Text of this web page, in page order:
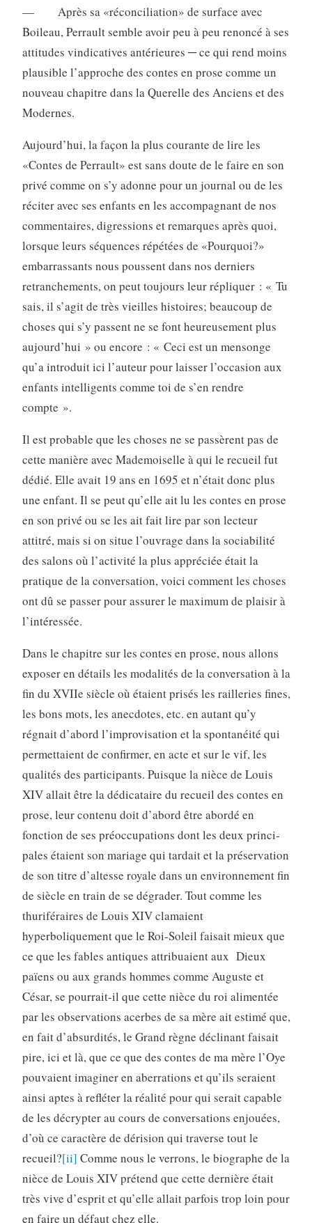
— Après sa «réconciliation» de surface avec
Boileau, Perrault semble avoir peu à peu renoncé à ses
attitudes vindicatives antérieures ─ ce qui rend moins
plausible l’approche des contes en prose comme un
nouveau chapitre dans la Querelle des Anciens et des
Modernes.
Aujourd’hui, la façon la plus courante de lire les
«Contes de Perrault» est sans doute de le faire en son
privé comme on s’y adonne pour un journal ou de les
réciter avec ses enfants en les accompagnant de nos
commentaires, digressions et remarques après quoi,
lorsque leurs séquences répétées de «Pourquoi?»
embarrassants nous poussent dans nos derniers
retranchements, on peut toujours leur répliquer : « Tu
sais, il s’agit de très vieilles histoires; beaucoup de
choses qui s’y passent ne se font heureusement plus
aujour­d’hui » ou encore : « Ceci est un mensonge
qu’a introduit ici l’auteur pour laisser l’occasion aux
enfants intelligents comme toi de s’en rendre
compte ».
Il est probable que les choses ne se passèrent pas de
cette manière avec Mademoiselle à qui le recueil fut
dédié. Elle avait 19 ans en 1695 et n’était donc plus
une enfant. Il se peut qu’elle ait lu les contes en prose
en son privé ou se les ait fait lire par son lecteur
attitré, mais si on situe l’ouvrage dans la sociabilité
des salons où l’activité la plus appréciée était la
pratique de la conversation, voici comment les choses
ont dû se passer pour assurer le maximum de plaisir à
l’intéressée.
Dans le chapitre sur les contes en prose, nous allons
exposer en détails les modalités de la conversation à la
fin du XVIIe siècle où étaient prisés les railleries fines,
les bons mots, les anecdotes, etc. en autant qu’y
régnait d’abord l’improvisation et la spontanéité qui
permettaient de confirmer, en acte et sur le vif, les
qualités des participants. Puisque la nièce de Louis
XIV allait être la dédicataire du recueil des contes en
prose, leur contenu doit d’abord être abordé en
fonction de ses préoccupations dont les deux princi­
pales étaient son mariage qui tardait et la préservation
de son titre d’altesse royale dans un environnement fin
de siècle en train de se dégrader. Tout comme les
thuriféraires de Louis XIV clamaient
hyperboliquement que le Roi-Soleil faisait mieux que
ce que les fables antiques attribuaient aux Dieux
païens ou aux grands hommes comme Auguste et
César, se pourrait-il que cette nièce du roi alimentée
par les observations acerbes de sa mère ait estimé que,
en fait d’absurdités, le Grand règne déclinant faisait
pire, ici et là, que ce que des contes de ma mère l’Oye
pouvaient imaginer en aberrations et qu’ils seraient
ainsi aptes à refléter la réalité pour qui serait capable
de les décrypter au cours de conversations enjouées,
d’où ce caractère de dérision qui traverse tout le
recueil?[ii] Comme nous le verrons, le biographe de la
nièce de Louis XIV prétend que cette dernière était
très vive d’esprit et qu’elle allait parfois trop loin pour
en faire un défaut chez elle.